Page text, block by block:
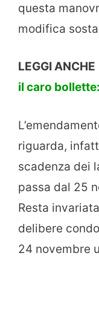
questa
modifica
LEGGI ANCHE
il caro
riguarda,
scadenza dei
passa dal 25
Resta
delibere
24 novembre